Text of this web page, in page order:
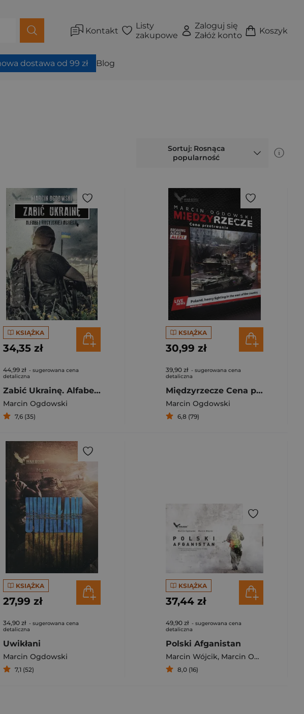
Kontakt
Listy
zakupowe
Zaloguj się
Załóż konto
Koszyk
dostawa od 99 zł Blog
Sortuj: Rosnąca
popularność
KSIĄŻKA
34,35 zł
44,99 zł - sugerowana cena
detaliczna
Zabić Ukrainę. Alfabet rosyjskiej agresji
Marcin Ogdowski
7,6 (35)
KSIĄŻKA
30,99 zł
39,90 zł - sugerowana cena
detaliczna
Międzyrzecze Cena przetrwania
Marcin Ogdowski
6,8 (79)
KSIĄŻKA
27,99 zł
34,90 zł - sugerowana cena
detaliczna
Uwikłani
Marcin Ogdowski
7,1 (52)
KSIĄŻKA
37,44 zł
49,90 zł - sugerowana cena
detaliczna
Polski Afganistan
Marcin Wójcik, Marcin Ogdowski
8,0 (16)